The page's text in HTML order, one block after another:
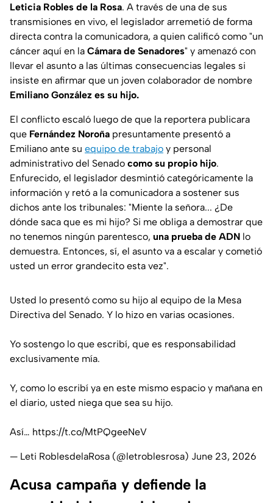
Leticia Robles de la Rosa. A través de una de sus
transmisiones en vivo, el legislador arremetió de forma
directa contra la comunicadora, a quien calificó como "un
cáncer aquí en la Cámara de Senadores" y amenazó con
llevar el asunto a las últimas consecuencias legales si
insiste en afirmar que un joven colaborador de nombre
Emiliano González es su hijo.
El conflicto escaló luego de que la reportera publicara
que Fernández Noroña presuntamente presentó a
Emiliano ante su equipo de trabajo y personal
administrativo del Senado como su propio hijo.
Enfurecido, el legislador desmintió categóricamente la
información y retó a la comunicadora a sostener sus
dichos ante los tribunales: "Miente la señora... ¿De
dónde saca que es mi hijo? Si me obliga a demostrar que
no tenemos ningún parentesco, una prueba de ADN lo
demuestra. Entonces, sí, el asunto va a escalar y cometió
usted un error grandecito esta vez".
Usted lo presentó como su hijo al equipo de la Mesa
Directiva del Senado. Y lo hizo en varias ocasiones.
Yo sostengo lo que escribí, que es responsabilidad
exclusivamente mía.
Y, como lo escribí ya en este mismo espacio y mañana en
el diario, usted niega que sea su hijo.
Así… https://t.co/MtPQgeeNeV
— Leti RoblesdelaRosa (@letroblesrosa) June 23, 2026
Acusa campaña y defiende la